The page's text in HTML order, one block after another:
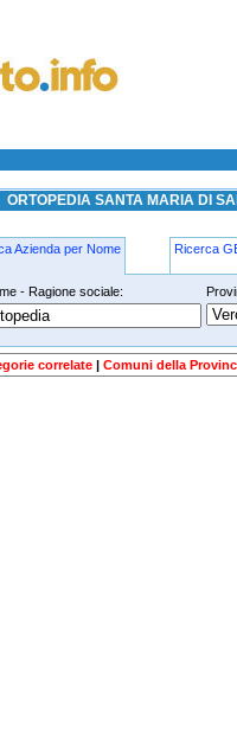
ORTOPEDIA SANTA MARIA DI
Azienda per Nome Ricerca
- Ragione sociale:
santa-maria-di-sala
correlate | Comuni della